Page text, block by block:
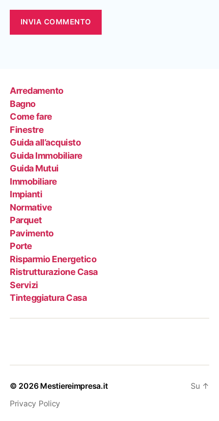
Arredamento
Bagno
Come fare
Finestre
Guida all’acquisto
Guida Immobiliare
Guida Mutui
Immobiliare
Impianti
Normative
Parquet
Pavimento
Porte
Risparmio Energetico
Ristrutturazione Casa
Servizi
Tinteggiatura Casa
© 2026 Mestiereimpresa.it
Privacy Policy
Su ↑